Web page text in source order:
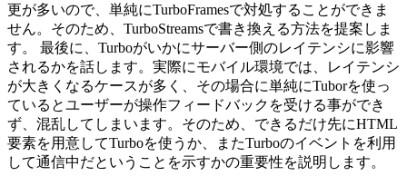
更が多いので、単純にTurboFramesで対処することができま
せん。そのため、TurboStreamsで書き換える方法を提案しま
す。 最後に、Turboがいかにサーバー側のレイテンシに影響
されるかを話します。実際にモバイル環境では、レイテンシ
が大きくなるケースが多く、その場合に単純にTuborを使っ
ているとユーザーが操作フィードバックを受ける事ができ
ず、混乱してしまいます。そのため、できるだけ先にHTML
要素を用意してTurboを使うか、またTurboのイベントを利用
して通信中だということを示すかの重要性を説明します。